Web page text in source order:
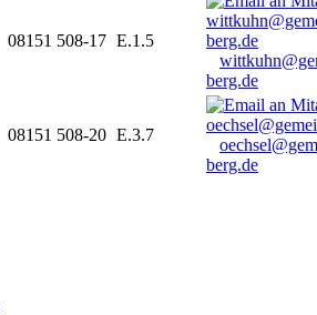
08151 508-17 E.1.5
berg.de
08151 508-20 E.3.7
berg.de